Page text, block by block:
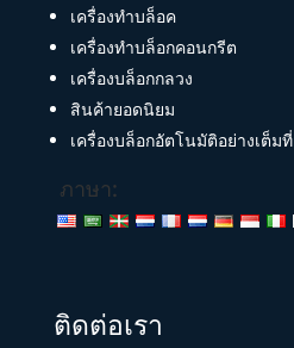
เครื่องทำบล็อค
เครื่องทำบล็อกคอนกรีต
เครื่องบล็อกกลวง
สินค้ายอดนิยม
เครื่องบล็อกอัตโนมัติอย่างเต็มที่
ภาษา:
ติดต่อเรา